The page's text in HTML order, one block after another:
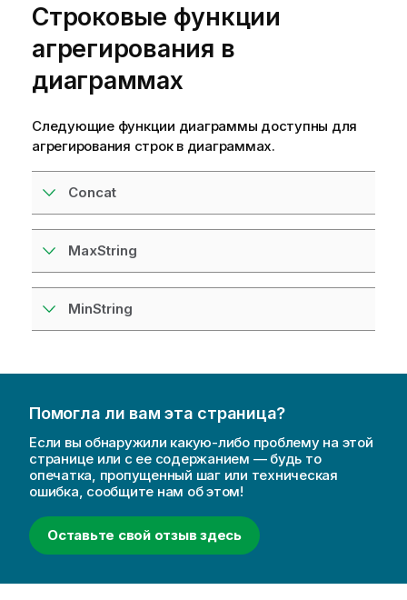
Строковые функции
агрегирования в
диаграммах
Следующие функции диаграммы доступны для
агрегирования строк в диаграммах.
Concat
MaxString
MinString
Помогла ли вам эта страница?
Если вы обнаружили какую-либо проблему на этой
странице или с ее содержанием — будь то
опечатка, пропущенный шаг или техническая
ошибка, сообщите нам об этом!
Оставьте свой отзыв здесь